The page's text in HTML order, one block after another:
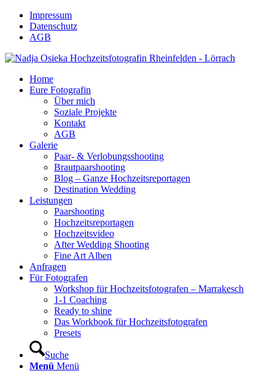
Impressum
Datenschutz
AGB
Home
Eure Fotografin
Über mich
Soziale Projekte
Kontakt
AGB
Galerie
Paar- & Verlobungsshooting
Brautpaarshooting
Blog – Ganze Hochzeitsreportagen
Destination Wedding
Leistungen
Paarshooting
Hochzeitsreportagen
Hochzeitsvideo
After Wedding Shooting
Fine Art Alben
Anfragen
Für Fotografen
Workshop für Hochzeitsfotografen – Marrakesch
1-1 Coaching
Ready to shine
Das Workbook für Hochzeitsfotografen
Presets
Suche
Menü Menü